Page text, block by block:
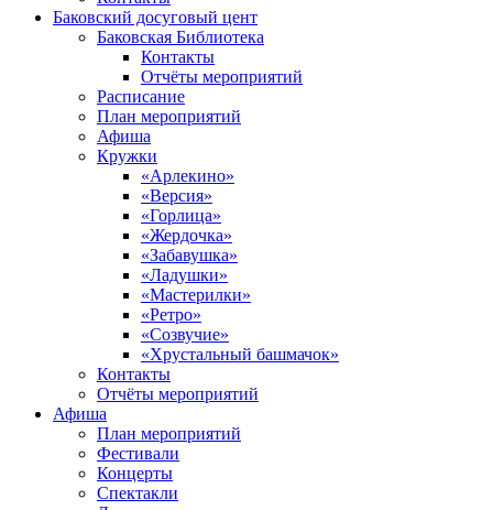
Баковский досуговый цент
Баковская Библиотека
Контакты
Отчёты мероприятий
Расписание
План мероприятий
Афиша
Кружки
«Арлекино»
«Версия»
«Горлица»
«Жердочка»
«Забавушка»
«Ладушки»
«Мастерилки»
«Ретро»
«Созвучие»
«Хрустальный башмачок»
Контакты
Отчёты мероприятий
Афиша
План мероприятий
Фестивали
Концерты
Спектакли